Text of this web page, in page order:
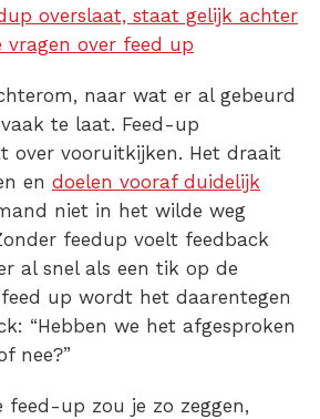
overslaat, staat gelijk achter
vragen over feed up
naar wat er al gebeurd
te laat. Feed-up
over vooruitkijken. Het draait
en doelen vooraf duidelijk
niet in het wilde weg
feedup voelt feedback
al snel als een tik op de
up wordt het daarentegen
“Hebben we het afgesproken
nee?”
feed-up zou je zo zeggen,